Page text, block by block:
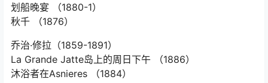
划船晚宴
（1880-1）
秋千
（1876）
乔治·修拉（1859-1891）
La Grande Jatte岛上的周日下午
（1886）
沐浴者在Asnieres
（1884）